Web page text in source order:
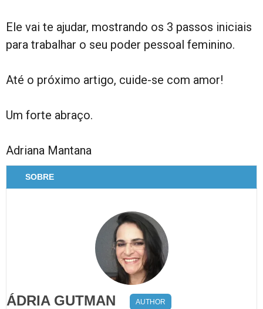
Ele vai te ajudar, mostrando os 3 passos iniciais
para trabalhar o seu poder pessoal feminino.
Até o próximo artigo, cuide-se com amor!
Um forte abraço.
Adriana Mantana
SOBRE
ÁDRIA GUTMAN AUTHOR